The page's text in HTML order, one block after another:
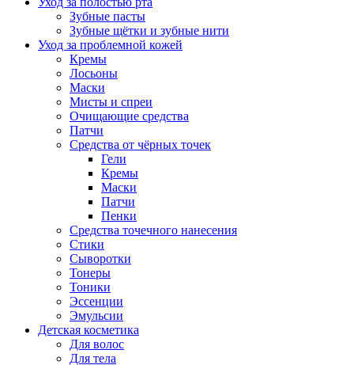
Зубные пасты
Зубные щётки и зубные нити
Уход за проблемной кожей
Кремы
Лосьоны
Маски
Мисты и спреи
Очищающие средства
Патчи
Средства от чёрных точек
Гели
Кремы
Маски
Патчи
Пенки
Средства точечного нанесения
Стики
Сыворотки
Тонеры
Тоники
Эссенции
Эмульсии
Детская косметика
Для волос
Для тела